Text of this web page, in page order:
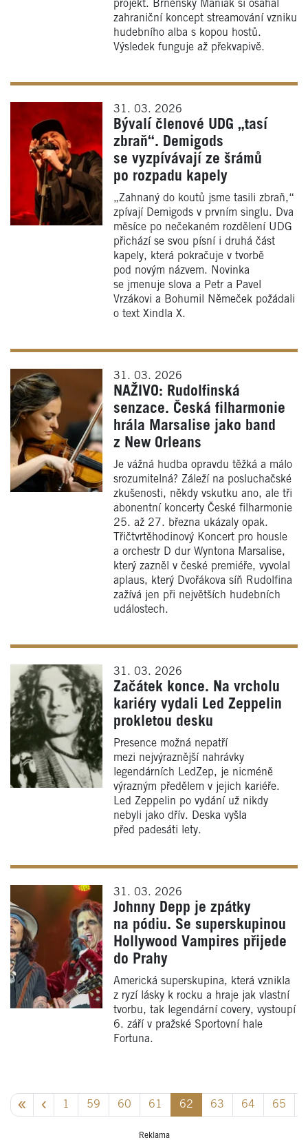
projekt. Brněnský Maniak si osahal
zahraniční koncept streamování vzniku
hudebního alba s kopou hostů.
Výsledek funguje až překvapivě.
31. 03. 2026
Bývalí členové UDG „tasí
zbraň“. Demigods
se vyzpívávají ze šrámů
po rozpadu kapely
„Zahnaný do koutů jsme tasili zbraň,“
zpívají Demigods v prvním singlu. Dva
měsíce po nečekaném rozdělení UDG
přichází se svou písní i druhá část
kapely, která pokračuje v tvorbě
pod novým názvem. Novinka
se jmenuje slova a Petr a Pavel
Vrzákovi a Bohumil Němeček požádali
o text Xindla X.
31. 03. 2026
NAŽIVO: Rudolfinská
senzace. Česká filharmonie
hrála Marsalise jako band
z New Orleans
Je vážná hudba opravdu těžká a málo
srozumitelná? Záleží na posluchačské
zkušenosti, někdy vskutku ano, ale tři
abonentní koncerty České filharmonie
25. až 27. března ukázaly opak.
Třičtvrtěhodinový Koncert pro housle
a orchestr D dur Wyntona Marsalise,
který zazněl v české premiéře, vyvolal
aplaus, který Dvořákova síň Rudolfina
zažívá jen při největších hudebních
událostech.
31. 03. 2026
Začátek konce. Na vrcholu
kariéry vydali Led Zeppelin
prokletou desku
Presence možná nepatří
mezi nejvýraznější nahrávky
legendárních LedZep, je nicméně
výrazným předělem v jejich kariéře.
Led Zeppelin po vydání už nikdy
nebyli jako dřív. Deska vyšla
před padesáti lety.
31. 03. 2026
Johnny Depp je zpátky
na pódiu. Se superskupinou
Hollywood Vampires přijede
do Prahy
Americká superskupina, která vznikla
z ryzí lásky k rocku a hraje jak vlastní
tvorbu, tak legendární covery, vystoupí
6. září v pražské Sportovní hale
Fortuna.
1 59 60 61 62 63 64 65
Reklama